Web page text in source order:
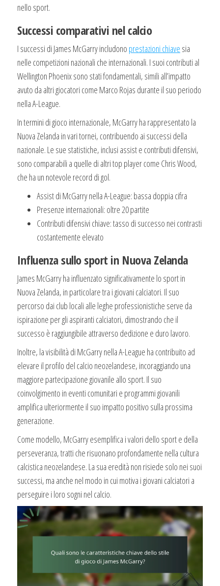
nello sport.
Successi comparativi nel calcio
I successi di James McGarry includono prestazioni chiave sia
nelle competizioni nazionali che internazionali. I suoi contributi al
Wellington Phoenix sono stati fondamentali, simili all’impatto
avuto da altri giocatori come Marco Rojas durante il suo periodo
nella A-League.
In termini di gioco internazionale, McGarry ha rappresentato la
Nuova Zelanda in vari tornei, contribuendo ai successi della
nazionale. Le sue statistiche, inclusi assist e contributi difensivi,
sono comparabili a quelle di altri top player come Chris Wood,
che ha un notevole record di gol.
Assist di McGarry nella A-League: bassa doppia cifra
Presenze internazionali: oltre 20 partite
Contributi difensivi chiave: tasso di successo nei contrasti
costantemente elevato
Influenza sullo sport in Nuova Zelanda
James McGarry ha influenzato significativamente lo sport in
Nuova Zelanda, in particolare tra i giovani calciatori. Il suo
percorso dai club locali alle leghe professionistiche serve da
ispirazione per gli aspiranti calciatori, dimostrando che il
successo è raggiungibile attraverso dedizione e duro lavoro.
Inoltre, la visibilità di McGarry nella A-League ha contribuito ad
elevare il profilo del calcio neozelandese, incoraggiando una
maggiore partecipazione giovanile allo sport. Il suo
coinvolgimento in eventi comunitari e programmi giovanili
amplifica ulteriormente il suo impatto positivo sulla prossima
generazione.
Come modello, McGarry esemplifica i valori dello sport e della
perseveranza, tratti che risuonano profondamente nella cultura
calcistica neozelandese. La sua eredità non risiede solo nei suoi
successi, ma anche nel modo in cui motiva i giovani calciatori a
perseguire i loro sogni nel calcio.